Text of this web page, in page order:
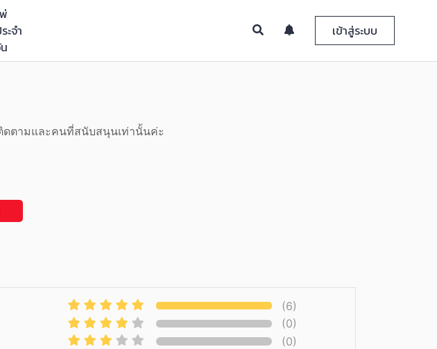
ะจำ
เข้าสู่ระบบ
ดตามและคนที่สนับสนุนเท่านั้นค่ะ
(6)
(0)
(0)